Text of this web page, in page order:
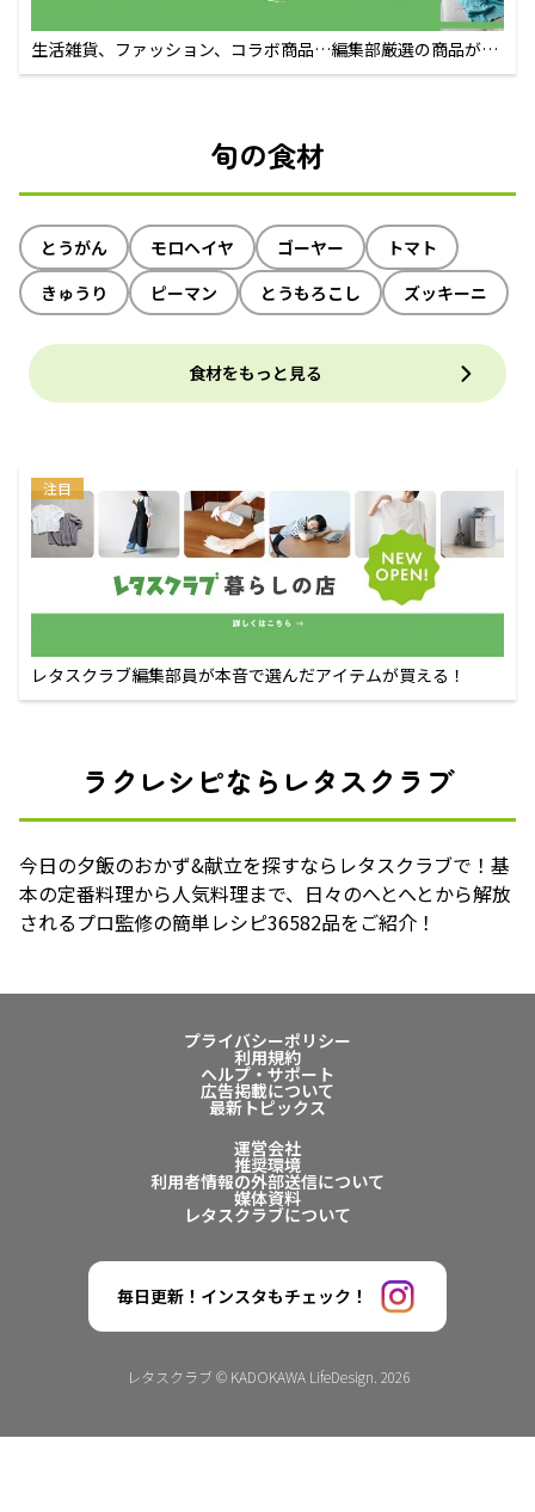
生活雑貨、ファッション、コラボ商品…編集部厳選の商品が買
えるECサイト
旬の食材
とうがん モロヘイヤ ゴーヤー
トマト
きゅうり
ピーマン とうもろこし ズッキーニ
食材をもっと見る
注目
レタスクラブ編集部員が本音で選んだアイテムが買える！
ラクレシピならレタスクラブ
今日の夕飯のおかず&献立を探すならレタスクラブで！基
本の定番料理から人気料理まで、日々のへとへとから解放
されるプロ監修の簡単レシピ36582品をご紹介！
プライバシーポリシー
利用規約
ヘルプ・サポート
広告掲載について
最新トピックス
運営会社
推奨環境
利用者情報の外部送信について
媒体資料
レタスクラブについて
毎日更新！インスタもチェック！
レタスクラブ © KADOKAWA LifeDesign. 2026